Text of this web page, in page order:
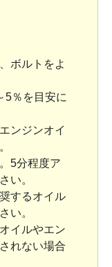
ボルトをよ
％を目安に
ンジンオイ
5分程度ア
い。
するオイル
い。
イルやエン
れない場合